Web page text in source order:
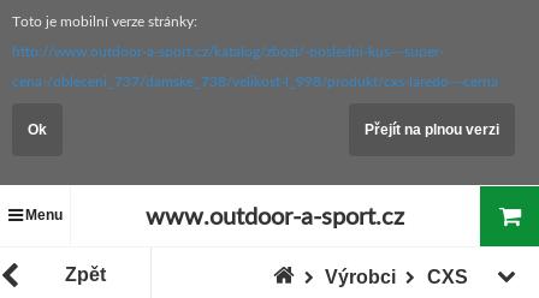
Toto je mobilní verze stránky:
http://www.outdoor-a-sport.cz/katalog/zbozi/-posledni-kus---super-
cena-/obleceni_737/damske_738/velikost-l_998/produkt/cxs-laredo---cerna
Ok Přejít na plnou verzi
Menu www.outdoor-a-sport.cz
Zpět CXS
Výrobci